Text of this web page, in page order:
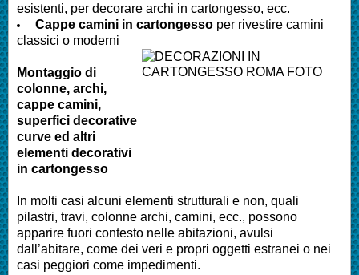
esistenti, per decorare archi in cartongesso, ecc.
Cappe camini in cartongesso per rivestire camini
classici o moderni
Montaggio di
colonne, archi,
cappe camini,
superfici decorative
curve ed altri
elementi decorativi
in cartongesso
In molti casi alcuni elementi strutturali e non, quali
pilastri, travi, colonne archi, camini, ecc., possono
apparire fuori contesto nelle abitazioni, avulsi
dall’abitare, come dei veri e propri oggetti estranei o nei
casi peggiori come impedimenti.